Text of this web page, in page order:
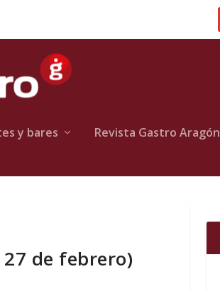
y bares Revista Gastro Aragón
de febrero)